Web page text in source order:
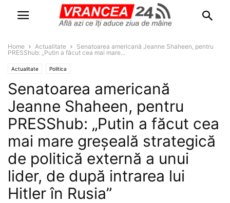
Home Actualitate
Senatoarea americană Jeanne Shaheen, pentru
PRESShub: „Putin a făcut cea mai mare...
Actualitate Politica
Senatoarea americană
Jeanne Shaheen, pentru
PRESShub: „Putin a făcut cea
mai mare greşeală strategică
de politică externă a unui
lider, de după intrarea lui
Hitler în Rusia”